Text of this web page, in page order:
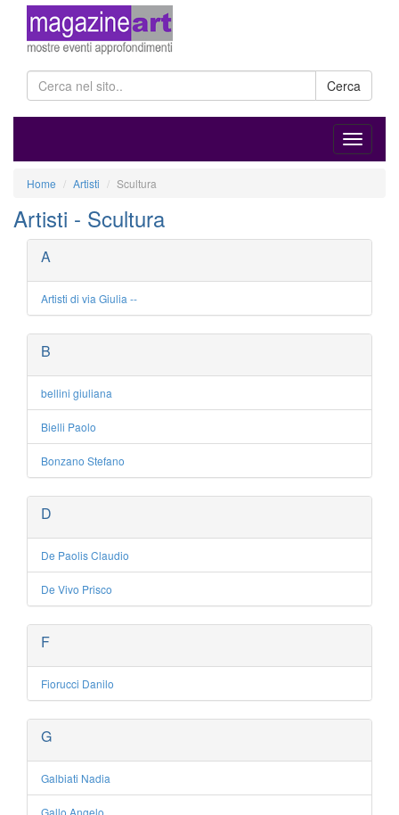
Cerca
Home Artisti Scultura
Artisti - Scultura
A
Artisti di via Giulia --
B
bellini giuliana
Bielli Paolo
Bonzano Stefano
D
De Paolis Claudio
De Vivo Prisco
F
Fiorucci Danilo
G
Galbiati Nadia
Gallo Angelo